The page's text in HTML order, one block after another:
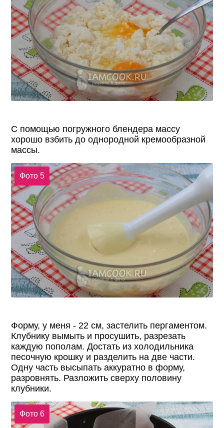
С помощью погружного блендера массу
хорошо взбить до однородной кремообразной
массы.
Фото 5
Форму, у меня - 22 см, застелить пергаментом.
Клубнику вымыть и просушить, разрезать
каждую пополам. Достать из холодильника
песочную крошку и разделить на две части.
Одну часть высыпать аккуратно в форму,
разровнять. Разложить сверху половину
клубники.
Фото 6